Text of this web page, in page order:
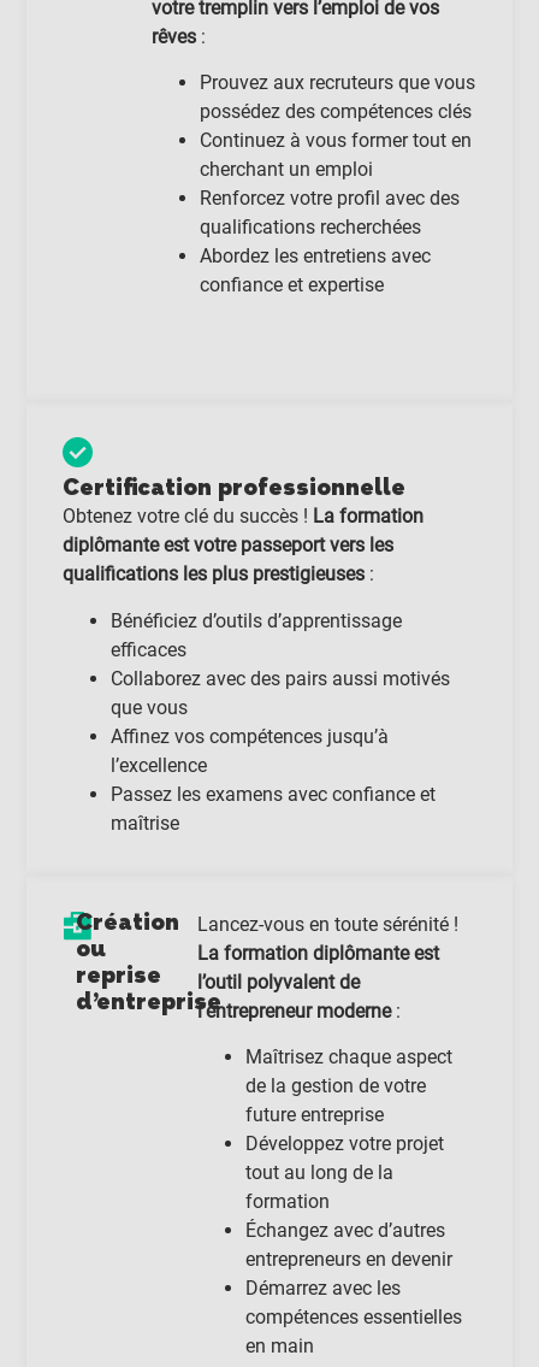
votre tremplin vers l’emploi de vos
rêves:
Prouvez aux recruteurs que vous
possédez des compétences clés
Continuez à vous former tout en
cherchant un emploi
Renforcez votre profil avec des
qualifications recherchées
Abordez les entretiens avec
confiance et expertise
Certification professionnelle
Obtenez votre clé du succès ! La formation
diplômante est votre passeport vers les
qualifications les plus prestigieuses :
Bénéficiez d’outils d’apprentissage
efficaces
Collaborez avec des pairs aussi motivés
que vous
Affinez vos compétences jusqu’à
l’excellence
Passez les examens avec confiance et
maîtrise
Création
ou
reprise
d’entreprise
Lancez-vous en toute sérénité !
La formation diplômante est
l’outil polyvalent de
l’entrepreneur moderne:
Maîtrisez chaque aspect
de la gestion de votre
future entreprise
Développez votre projet
tout au long de la
formation
Échangez avec d’autres
entrepreneurs en devenir
Démarrez avec les
compétences essentielles
en main